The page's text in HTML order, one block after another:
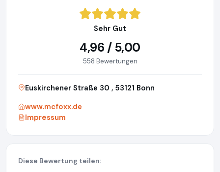
Sehr Gut
4,96 / 5,00
558 Bewertungen
Euskirchener Straße 30 , 53121 Bonn
www.mcfoxx.de
Impressum
Diese Bewertung teilen: